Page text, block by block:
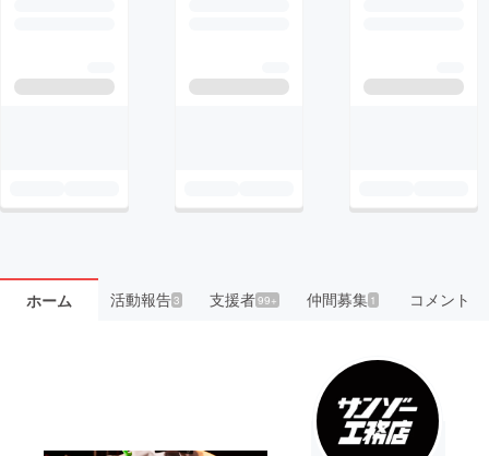
ホーム 活動報告3 支援者99+ 仲間募集 1 コメント